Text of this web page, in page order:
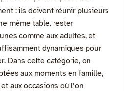
: ils doivent réunir plusieurs
même table, rester
comme aux adultes, et
dynamiques pour
Dans cette catégorie, on
aux moments en famille,
aux occasions où l’on